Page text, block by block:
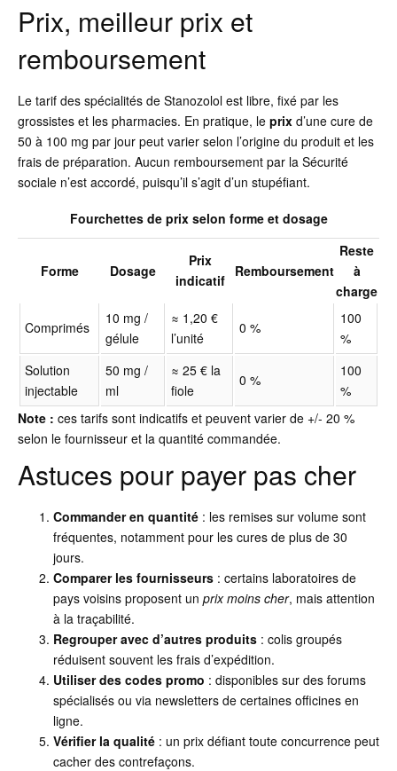
Prix, meilleur prix et
remboursement
Le tarif des spécialités de Stanozolol est libre, fixé par les
grossistes et les pharmacies. En pratique, le prix d’une cure de
50 à 100 mg par jour peut varier selon l’origine du produit et les
frais de préparation. Aucun remboursement par la Sécurité
sociale n’est accordé, puisqu’il s’agit d’un stupéfiant.
Fourchettes de prix selon forme et dosage
Forme Dosage
Prix
indicatif
Remboursement
Reste
à
charge
Comprimés
10 mg /
gélule
≈ 1,20 €
l’unité
0 %
100
%
Solution
injectable
50 mg /
ml
≈ 25 € la
fiole
0 %
100
%
Note : ces tarifs sont indicatifs et peuvent varier de +/- 20 %
selon le fournisseur et la quantité commandée.
Astuces pour payer pas cher
Commander en quantité : les remises sur volume sont
fréquentes, notamment pour les cures de plus de 30
jours.
Comparer les fournisseurs : certains laboratoires de
pays voisins proposent un prix moins cher, mais attention
à la traçabilité.
Regrouper avec d’autres produits : colis groupés
réduisent souvent les frais d’expédition.
Utiliser des codes promo : disponibles sur des forums
spécialisés ou via newsletters de certaines officines en
ligne.
Vérifier la qualité : un prix défiant toute concurrence peut
cacher des contrefaçons.